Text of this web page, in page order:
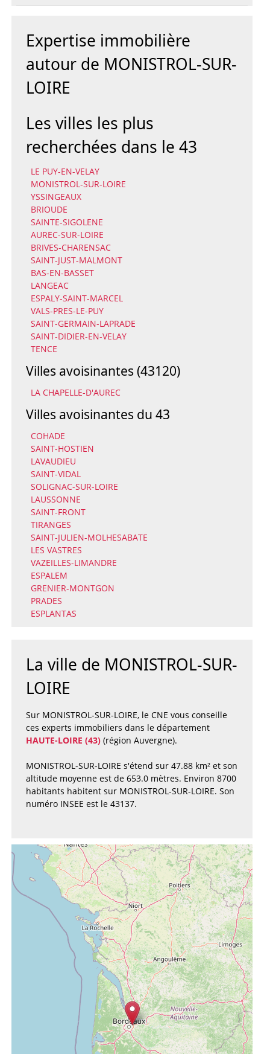
Expertise immobilière
autour de MONISTROL-SUR-
LOIRE
Les villes les plus
recherchées dans le 43
LE PUY-EN-VELAY
MONISTROL-SUR-LOIRE
YSSINGEAUX
BRIOUDE
SAINTE-SIGOLENE
AUREC-SUR-LOIRE
BRIVES-CHARENSAC
SAINT-JUST-MALMONT
BAS-EN-BASSET
LANGEAC
ESPALY-SAINT-MARCEL
VALS-PRES-LE-PUY
SAINT-GERMAIN-LAPRADE
SAINT-DIDIER-EN-VELAY
TENCE
Villes avoisinantes (43120)
LA CHAPELLE-D'AUREC
Villes avoisinantes du 43
COHADE
SAINT-HOSTIEN
LAVAUDIEU
SAINT-VIDAL
SOLIGNAC-SUR-LOIRE
LAUSSONNE
SAINT-FRONT
TIRANGES
SAINT-JULIEN-MOLHESABATE
LES VASTRES
VAZEILLES-LIMANDRE
ESPALEM
GRENIER-MONTGON
PRADES
ESPLANTAS
La ville de MONISTROL-SUR-
LOIRE
Sur MONISTROL-SUR-LOIRE, le CNE vous conseille
ces experts immobiliers dans le département
HAUTE-LOIRE (43)(région Auvergne).
MONISTROL-SUR-LOIRE s'étend sur 47.88 km² et son
altitude moyenne est de 653.0 mètres. Environ 8700
habitants habitent sur MONISTROL-SUR-LOIRE. Son
numéro INSEE est le 43137.